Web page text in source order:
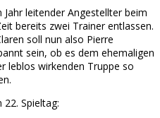
leitender Angestellter beim
bereits zwei Trainer entlassen.
soll nun also Pierre
sein, ob es dem ehemaligen
leblos wirkenden Truppe so
Spieltag: